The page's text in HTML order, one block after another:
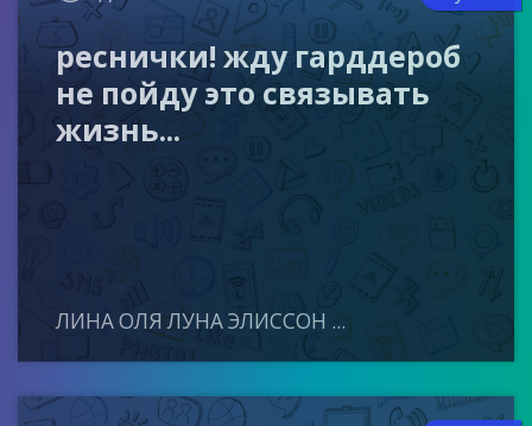
реснички! жду гарддероб
не пойду это связывать
жизнь...
ЛИНА ОЛЯ ЛУНА ЭЛИССОН ...